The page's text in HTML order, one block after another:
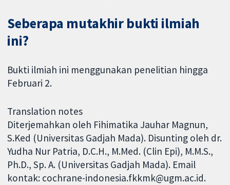
Seberapa mutakhir bukti ilmiah
ini?
Bukti ilmiah ini menggunakan penelitian hingga
Februari 2.
Translation notes
Diterjemahkan oleh Fihimatika Jauhar Magnun,
S.Ked (Universitas Gadjah Mada). Disunting oleh dr.
Yudha Nur Patria, D.C.H., M.Med. (Clin Epi), M.M.S.,
Ph.D., Sp. A. (Universitas Gadjah Mada). Email
kontak: cochrane-indonesia.fkkmk@ugm.ac.id.